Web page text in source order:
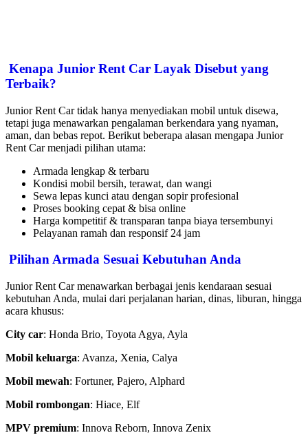
Kenapa Junior Rent Car Layak Disebut yang
Terbaik?
Junior Rent Car tidak hanya menyediakan mobil untuk disewa,
tetapi juga menawarkan pengalaman berkendara yang nyaman,
aman, dan bebas repot. Berikut beberapa alasan mengapa Junior
Rent Car menjadi pilihan utama:
Armada lengkap & terbaru
Kondisi mobil bersih, terawat, dan wangi
Sewa lepas kunci atau dengan sopir profesional
Proses booking cepat & bisa online
Harga kompetitif & transparan tanpa biaya tersembunyi
Pelayanan ramah dan responsif 24 jam
Pilihan Armada Sesuai Kebutuhan Anda
Junior Rent Car menawarkan berbagai jenis kendaraan sesuai
kebutuhan Anda, mulai dari perjalanan harian, dinas, liburan, hingga
acara khusus:
City car: Honda Brio, Toyota Agya, Ayla
Mobil keluarga: Avanza, Xenia, Calya
Mobil mewah: Fortuner, Pajero, Alphard
Mobil rombongan: Hiace, Elf
MPV premium: Innova Reborn, Innova Zenix